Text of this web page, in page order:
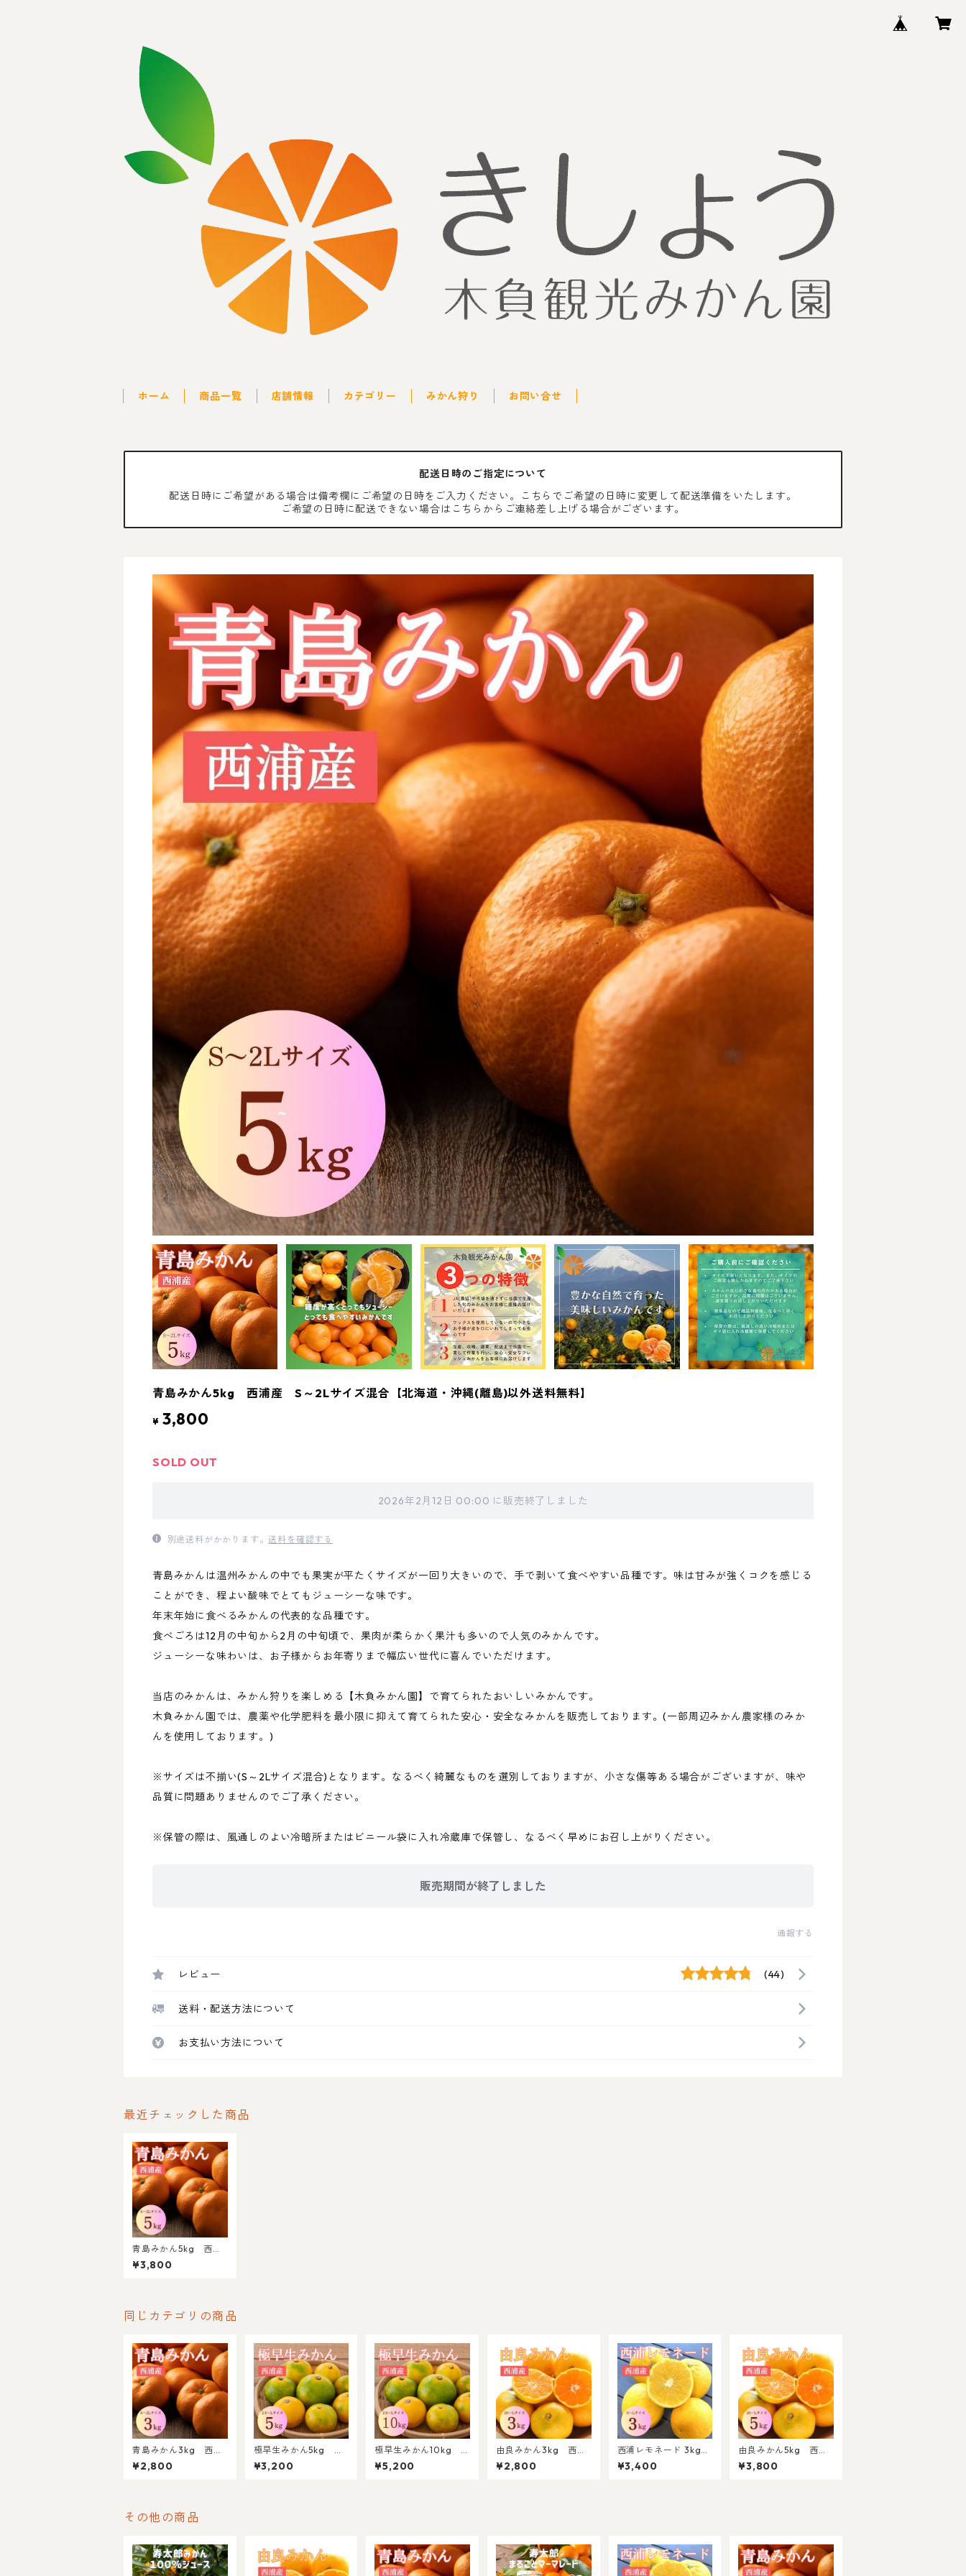
ホーム 商品一覧 店舗情報 カテゴリー みかん狩り お問い合せ
配送日時のご指定について
配送日時にご希望がある場合は備考欄にご希望の日時をご入力ください。こちらでご希望の日時に変更して配送準備をいたします。
ご希望の日時に配送できない場合はこちらからご連絡差し上げる場合がございます。
青島みかん5kg 西浦産 S～2Lサイズ混合【北海道・沖縄(離島)以外送料無料】
¥ 3,800
SOLD OUT
2026年2月12日 00:00 に販売終了しました
別途送料がかかります。送料を確認する
青島みかんは温州みかんの中でも果実が平たくサイズが一回り大きいので、手で剥いて食べやすい品種です。味は甘みが強くコクを感じる
ことができ、程よい酸味でとてもジューシーな味です。
年末年始に食べるみかんの代表的な品種です。
食べごろは12月の中旬から2月の中旬頃で、果肉が柔らかく果汁も多いので人気のみかんです。
ジューシーな味わいは、お子様からお年寄りまで幅広い世代に喜んでいただけます。
当店のみかんは、みかん狩りを楽しめる【木負みかん園】で育てられたおいしいみかんです。
木負みかん園では、農薬や化学肥料を最小限に抑えて育てられた安心・安全なみかんを販売しております。(一部周辺みかん農家様のみか
んを使用しております。)
※サイズは不揃い(S～2Lサイズ混合)となります。なるべく綺麗なものを選別しておりますが、小さな傷等ある場合がございますが、味や
品質に問題ありませんのでご了承ください。
※保管の際は、風通しのよい冷暗所またはビニール袋に入れ冷蔵庫で保管し、なるべく早めにお召し上がりください。
販売期間が終了しました
通報する
レビュー (44)
送料・配送方法について
お支払い方法について
最近チェックした商品
青島みかん5kg 西浦
産 S～2Lサイズ混合
【北海道・沖縄(離島)
¥3,800
同じカテゴリの商品
青島みかん3kg 西浦
産 S～2Lサイズ混合
【北海道・沖縄(離島)
¥2,800
極早生みかん5kg 西
浦産 2S～Lサイズ混
合【北海道・沖縄(離
¥3,200
極早生みかん10kg 西
浦産 2S～Lサイズ混
合【北海道・沖縄(離
¥5,200
由良みかん3kg 西浦
産 2S～Lサイズ混合
【北海道・沖縄(離島)
¥2,800
西浦レモネード 3kg
食べれるレモン 西浦
産 S～Lサイズ混合
¥3,400
由良みかん5kg 西浦
産 2S～Lサイズ混合
【北海道・沖縄(離島)
¥3,800
その他の商品